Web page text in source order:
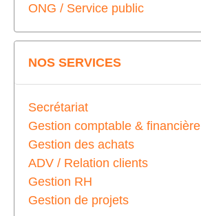
ONG / Service public
NOS SERVICES
Secrétariat
Gestion comptable & financière
Gestion des achats
ADV / Relation clients
Gestion RH
Gestion de projets